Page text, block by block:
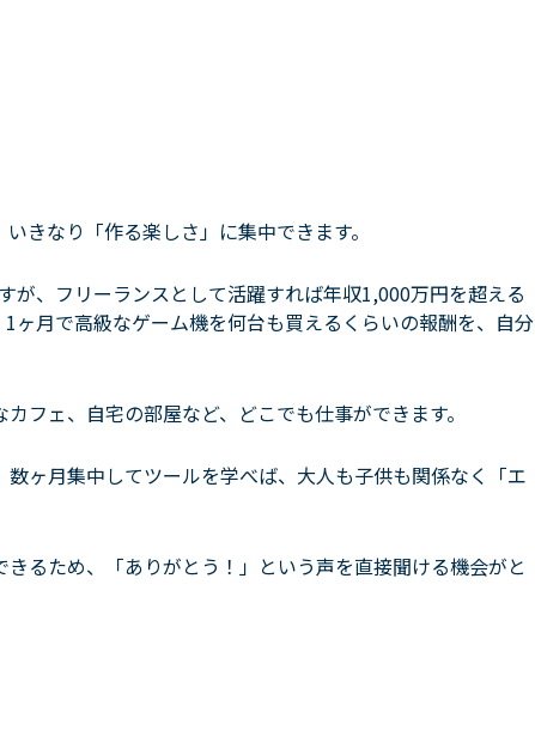
きなり「作る楽しさ」に集中できます。
が、フリーランスとして活躍すれば年収1,000万円を超える
ヶ月で高級なゲーム機を何台も買えるくらいの報酬を、自分
フェ、自宅の部屋など、どこでも仕事ができます。
ヶ月集中してツールを学べば、大人も子供も関係なく「エ
るため、「ありがとう！」という声を直接聞ける機会がと